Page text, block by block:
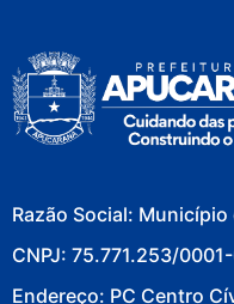
Razão Social:
CNPJ: 75.771.253/
Endereço: PC Centro